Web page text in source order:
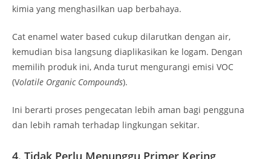
kimia yang menghasilkan uap berbahaya.
Cat enamel water based cukup dilarutkan dengan air,
kemudian bisa langsung diaplikasikan ke logam. Dengan
memilih produk ini, Anda turut mengurangi emisi VOC
(Volatile Organic Compounds).
Ini berarti proses pengecatan lebih aman bagi pengguna
dan lebih ramah terhadap lingkungan sekitar.
4. Tidak Perlu Menunggu Primer Kering